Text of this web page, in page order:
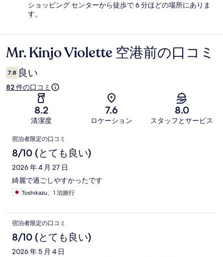
ショッピング センターから徒歩で 6 分ほどの場所にありま
す。
口
コ
ミ
Mr. Kinjo Violette 空港前の口コミ
7.8 良い
82 件の口コミ
8.2
清潔度
7.6
ロケーション
8.0
スタッフとサービス
口
コ
ミ
宿泊者限定の口コミ
8/10 (とても良い)
2026 年 4 月 27 日
綺麗で過ごしやすかったです
Toshikazu、1 泊旅行
宿泊者限定の口コミ
8/10 (とても良い)
2026 年 5 月 4 日